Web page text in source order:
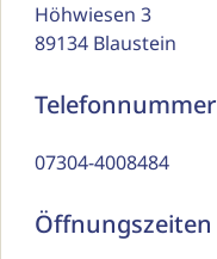
Höhwiesen 3
89134 Blaustein
Telefonnummer
07304-4008484
Öffnungszeiten